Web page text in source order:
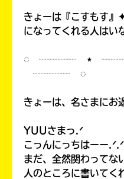
きょーは『こすもす』
になってくれる人はい
◌ ┈┈┈┈ ⋆
┈┈┈┈ ◌
きょーは、名さまにお
YUUさまっ.ᐟ
こっんにっちはーー.ᐟ.ᐟ
まだ、全然関わってな
人のところに書いてく